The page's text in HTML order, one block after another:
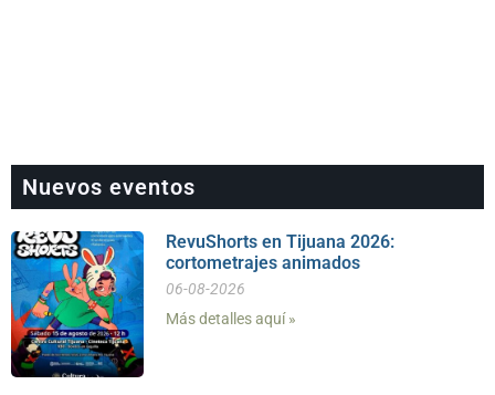
Nuevos eventos
RevuShorts en Tijuana 2026:
cortometrajes animados
06-08-2026
Más detalles aquí »